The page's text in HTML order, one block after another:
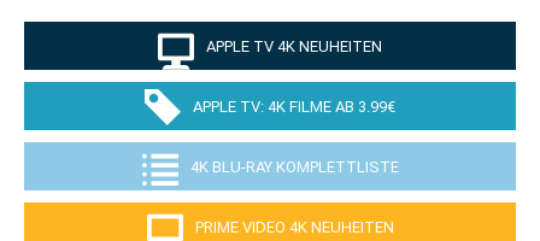
APPLE TV 4K NEUHEITEN
APPLE TV: 4K FILME AB 3.99€
4K BLU-RAY KOMPLETTLISTE
PRIME VIDEO 4K NEUHEITEN